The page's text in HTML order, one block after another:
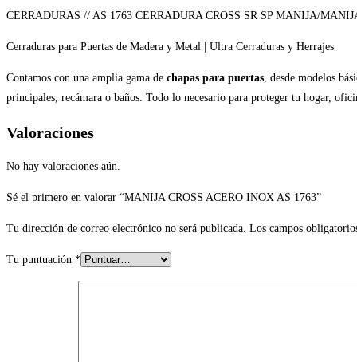
CERRADURAS // AS 1763 CERRADURA CROSS SR SP MANIJA/
Cerraduras para Puertas de Madera y Metal | Ultra Cerraduras y Herrajes
Contamos con una amplia gama de chapas para puertas, desde modelos
principales, recámara o baños. Todo lo necesario para proteger tu hogar,
Valoraciones
No hay valoraciones aún.
Sé el primero en valorar “MANIJA CROSS ACERO INOX AS 1763”
Tu dirección de correo electrónico no será publicada. Los campos
Tu puntuación *